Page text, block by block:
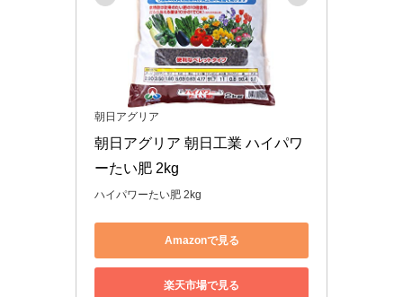
朝日アグリア
朝日アグリア 朝日工業 ハイパワ
ーたい肥 2kg
ハイパワーたい肥 2kg
Amazonで見る
楽天市場で見る